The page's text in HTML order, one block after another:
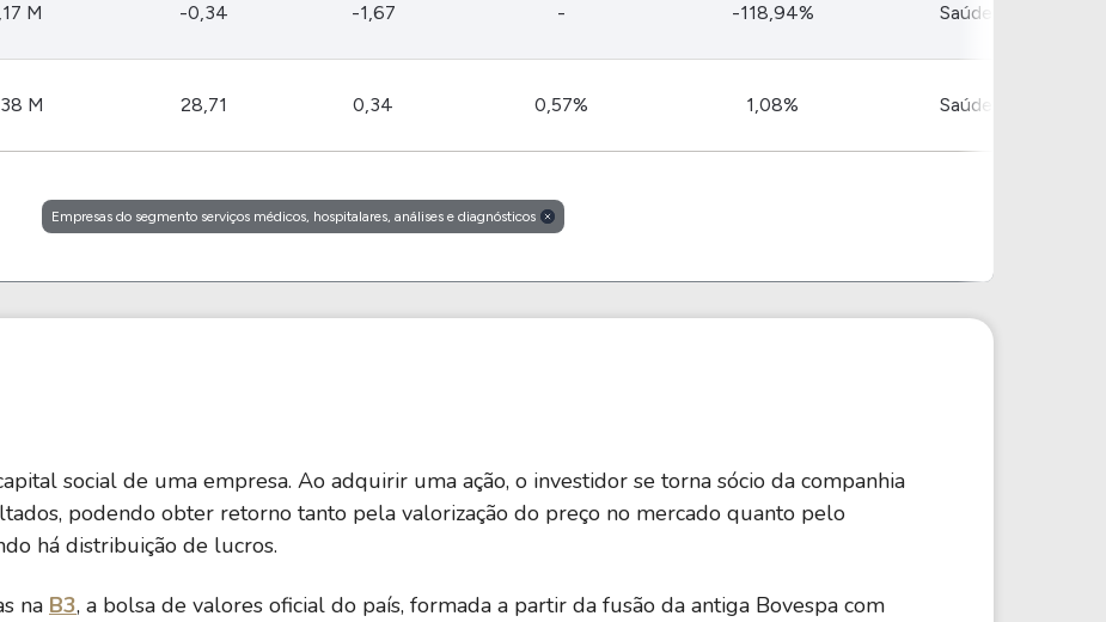
M -0,34 -1,67 - -118,94% Saúde
M 28,71 0,34 0,57% 1,08% Saúde
Empresas do segmento serviços médicos, hospitalares, análises e diagnósticos
social de uma empresa. Ao adquirir uma ação, o investidor se torna sócio da companhia
podendo obter retorno tanto pela valorização do preço no mercado quanto pelo
há distribuição de lucros.
na B3, a bolsa de valores oficial do país, formada a partir da fusão da antiga Bovespa com